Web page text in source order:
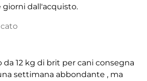
dall'acquisto.
da 12 kg di brit per cani consegna
settimana abbondante , ma